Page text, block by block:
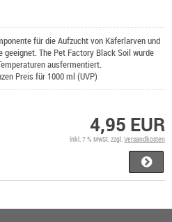
für die Aufzucht von Käferlarven und
The Pet Factory Black Soil wurde
ausfermentiert.
Preis für 1000 ml (UVP)
4,95 EUR
inkl. 7 % MwSt. zzgl. Versandkosten